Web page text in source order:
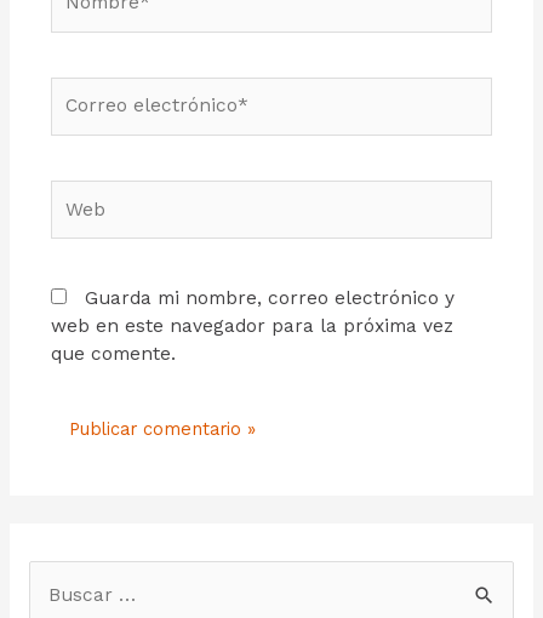
Guarda mi nombre, correo electrónico y
web en este navegador para la próxima vez
que comente.